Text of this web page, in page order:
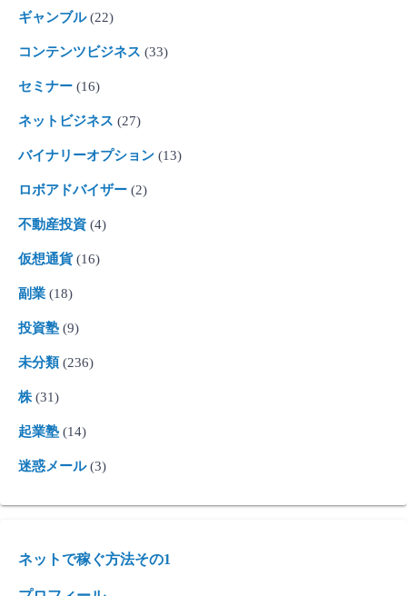
ギャンブル(22)
コンテンツビジネス (33)
セミナー (16)
ネットビジネス (27)
バイナリーオプション (13)
ロボアドバイザー (2)
不動産投資 (4)
仮想通貨(16)
副業 (18)
投資塾 (9)
未分類 (236)
株 (31)
起業塾 (14)
迷惑メール(3)
ネットで稼ぐ方法その1